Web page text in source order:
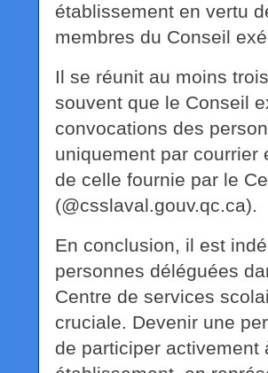
établissement en vertu
membres du Conseil
Il se réunit au moins
souvent que le Conseil
convocations des
uniquement par courrier
de celle fournie par le
(@csslaval.gouv.qc.ca).
En conclusion, il est
personnes déléguées
Centre de services
cruciale. Devenir une
de participer